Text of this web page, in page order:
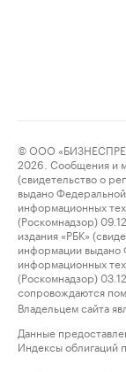
© ООО
2026. Сообщения и
(свидетельство о
выдано
информационных
(Роскомнадзор)
издания «РБК»
информации выдано
информационных
(Роскомнадзор)
сопровождаются
Владельцем сайта
Данные
Индексы облигаций